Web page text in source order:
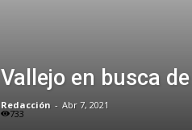
Vallejo en busca
Redacción - Abr 7, 2021
733